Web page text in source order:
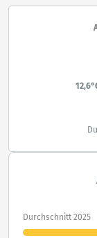
Durchschnitt 2025